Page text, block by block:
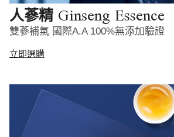
人蔘精 Ginseng Essence
雙蔘補氣 國際A.A 100%無添加驗證
立即選購